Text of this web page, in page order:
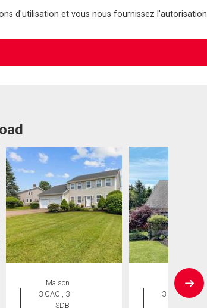
d'utilisation et vous nous fournissez l'autorisation
Maison
3 CAC , 3
SDB
Maison
3 CAC , 4